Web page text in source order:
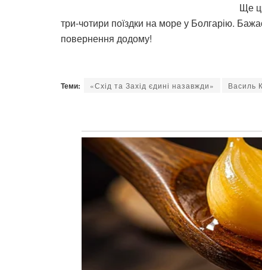
Ще
три-чотири поїздки на море у Болгарію.
повернення додому!
Теми: «Схід та Захід єдині назавжди» Василь